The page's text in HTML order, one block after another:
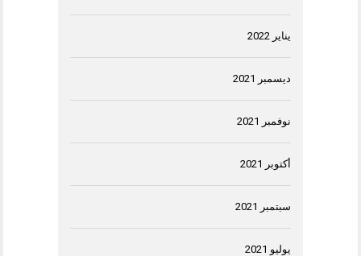
يناير 2022
ديسمبر 2021
نوفمبر 2021
أكتوبر 2021
سبتمبر 2021
يوليو 2021